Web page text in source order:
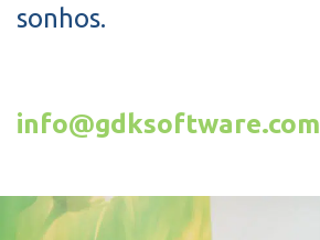
sonhos.
info@gdksoftware.com